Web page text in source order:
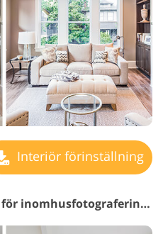
Interiör förinställning
Gratis Lr-förinställningar för inomhusfotografering #5 "Interior Saturation"